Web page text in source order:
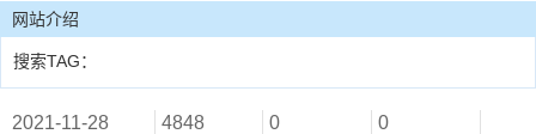
网站介绍
搜索TAG：
2021-11-28 4848 0 0